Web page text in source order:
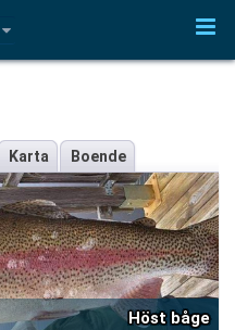
Karta Boende
Höst båge